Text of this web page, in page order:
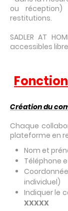
ou
restitutions.
SADLER AT
accessibles
Création du
Chaque
plateforme en
Nom et
Téléphone
individuel)
Indiquer le
XXXXX